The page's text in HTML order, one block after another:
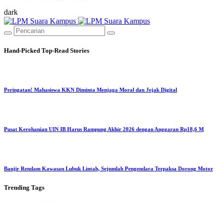
dark
Hand-Picked Top-Read Stories
Peringatan! Mahasiswa KKN Diminta Menjaga Moral dan Jejak Digital
Pusat Kerohanian UIN IB Harus Rampung Akhir 2026 dengan Anggaran Rp18,6 M
Banjir Rendam Kawasan Lubuk Lintah, Sejumlah Pengendara Terpaksa Dorong Motor
Trending Tags